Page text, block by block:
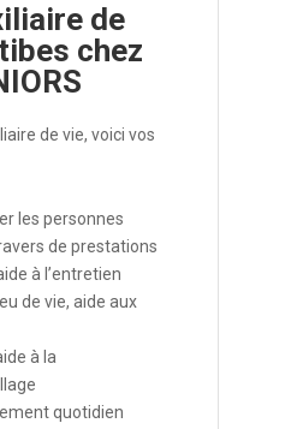
de
chez
de vie, voici vos
les personnes
de prestations
à l’entretien
de vie, aide aux
à la
quotidien